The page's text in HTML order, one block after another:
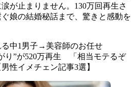
が止まりません。130万回再生さ
娘の結婚秘話まで、驚きと感動を
る中1男子→美容師のお任せ
”が520万再生 「相当モテるぞ
性イメチェン記事3選】